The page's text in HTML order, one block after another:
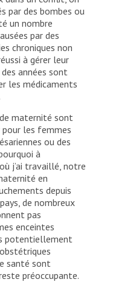
par des bombes ou
un nombre
par des
chroniques non
à gérer leur
années sont
les médicaments
maternité sont
les femmes
ou des
à
j’ai travaillé, notre
en
depuis
de nombreux
pas
enceintes
potentiellement
santé sont
préoccupante.